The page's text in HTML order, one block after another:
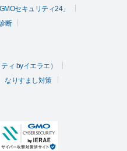
セキュリティ24」
断
ィ byイエラエ）
なりすまし対策